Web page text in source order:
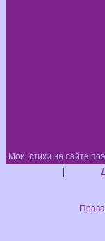
Мои стихи на сайте